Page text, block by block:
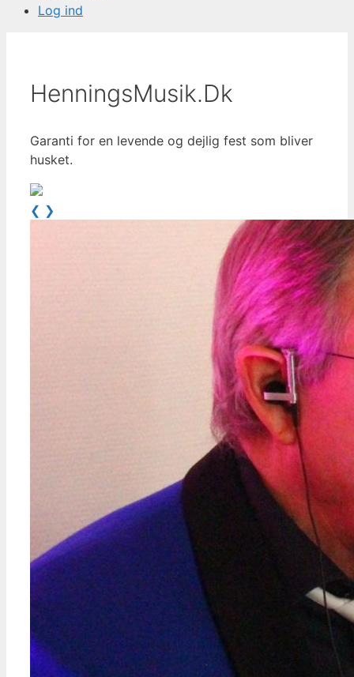
Log ind
HenningsMusik.Dk
Garanti for en levende og dejlig fest som bliver
husket.
❮ ❯